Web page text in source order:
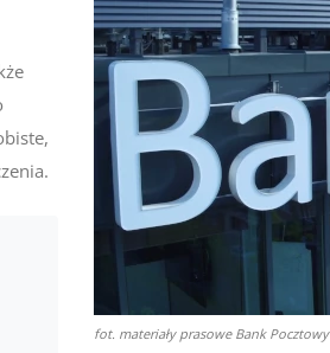
fot. materiały prasowe Bank Pocztowy